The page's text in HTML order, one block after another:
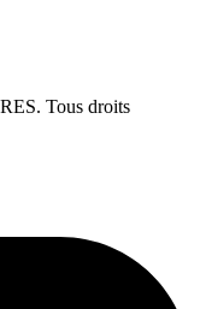
Tous droits